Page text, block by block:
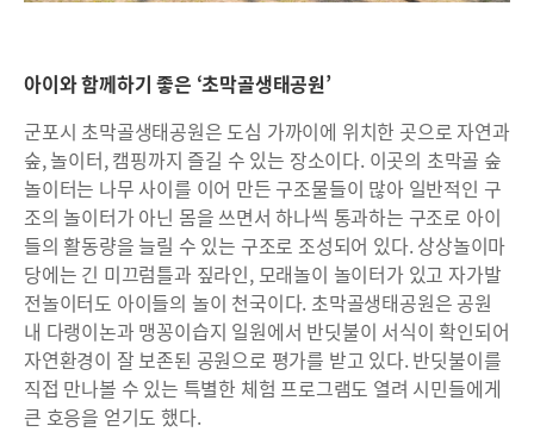
아이와 함께하기 좋은 ‘초막골생태공원’
군포시 초막골생태공원은 도심 가까이에 위치한 곳으로 자연과
숲, 놀이터, 캠핑까지 즐길 수 있는 장소이다. 이곳의 초막골 숲
놀이터는 나무 사이를 이어 만든 구조물들이 많아 일반적인 구
조의 놀이터가 아닌 몸을 쓰면서 하나씩 통과하는 구조로 아이
들의 활동량을 늘릴 수 있는 구조로 조성되어 있다. 상상놀이마
당에는 긴 미끄럼틀과 짚라인, 모래놀이 놀이터가 있고 자가발
전놀이터도 아이들의 놀이 천국이다. 초막골생태공원은 공원
내 다랭이논과 맹꽁이습지 일원에서 반딧불이 서식이 확인되어
자연환경이 잘 보존된 공원으로 평가를 받고 있다. 반딧불이를
직접 만나볼 수 있는 특별한 체험 프로그램도 열려 시민들에게
큰 호응을 얻기도 했다.